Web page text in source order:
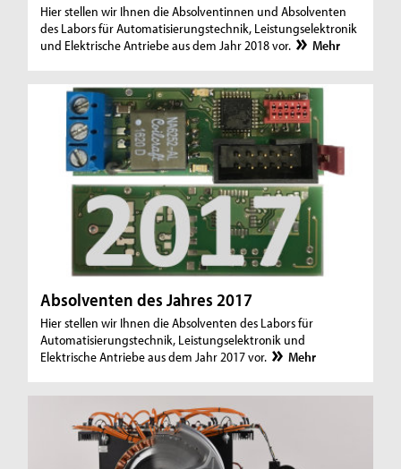
Hier stellen wir Ihnen die Absolventinnen und Absolventen
des Labors für Automatisierungstechnik, Leistungselektronik
und Elektrische Antriebe aus dem Jahr 2018 vor.
Mehr
Absolventen des Jahres 2017
Hier stellen wir Ihnen die Absolventen des Labors für
Automatisierungstechnik, Leistungselektronik und
Elektrische Antriebe aus dem Jahr 2017 vor.
Mehr